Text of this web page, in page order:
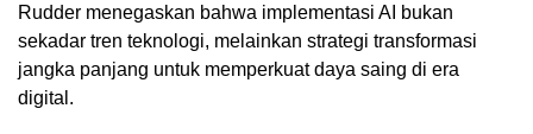
Rudder menegaskan bahwa implementasi AI bukan
sekadar tren teknologi, melainkan strategi transformasi
jangka panjang untuk memperkuat daya saing di era
digital.